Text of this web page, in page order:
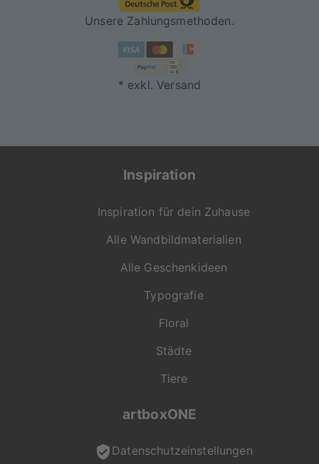
Unsere Zahlungsmethoden.
* exkl. Versand
Inspiration
Inspiration für dein Zuhause
Alle Wandbildmaterialien
Alle Geschenkideen
Typografie
Floral
Städte
Tiere
artboxONE
Datenschutzeinstellungen